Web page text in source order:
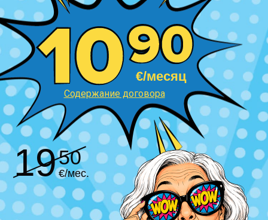
€/месяц
1950
€/мес.
Содержание договора